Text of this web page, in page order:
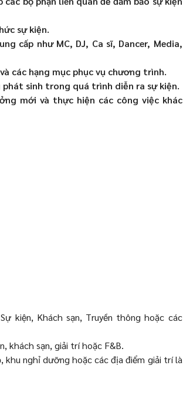
sự kiện.
cấp như MC, DJ, Ca sĩ, Dancer, Media,
các hạng mục phục vụ chương trình.
sinh trong quá trình diễn ra sự kiện.
mới và thực hiện các công việc khác
kiện, Khách sạn, Truyền thông hoặc các
khách sạn, giải trí hoặc F&B.
khu nghỉ dưỡng hoặc các địa điểm giải trí là